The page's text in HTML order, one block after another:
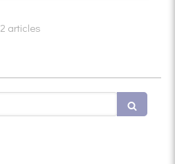
2 articles